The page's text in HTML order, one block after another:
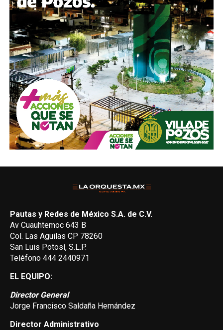
Pautas y Redes de México S.A. de C.V.
Av Cuauhtemoc 643 B
Col. Las Aguilas CP 78260
San Luis Potosí, S.L.P.
Teléfono 444 2440971
EL EQUIPO:
Director General
Jorge Francisco Saldaña Hernández
Director Administrativo